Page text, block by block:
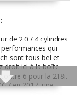
n'aiment pas
pas
:3aiment3
de 2.0 / 4 cylindres
qui
sont tous bel et
droit ici à la boîte
6 pour la 218i.
en 2017, une